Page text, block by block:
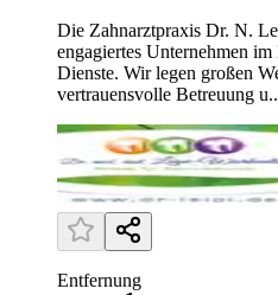
Die Zahnarztpraxis Dr. N.
engagiertes Unternehmen
Dienste. Wir legen großen
vertrauensvolle Betreuung
Entfernung